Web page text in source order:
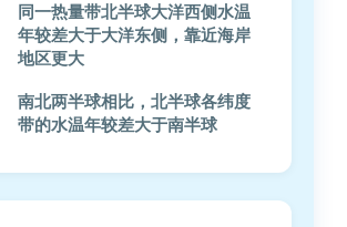
同一热量带北半球大洋西侧水温
年较差大于大洋东侧，靠近海岸
地区更大
南北两半球相比，北半球各纬度
带的水温年较差大于南半球